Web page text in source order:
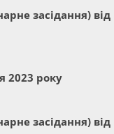
засідання) від
2023 року
засідання) від